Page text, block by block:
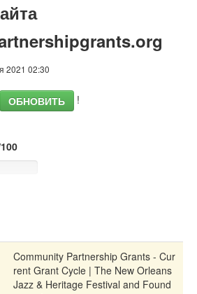
2021 02:30
ОБНОВИТЬ !
Community Partnership Grants - Cur
rent Grant Cycle | The New Orleans
Jazz & Heritage Festival and Found